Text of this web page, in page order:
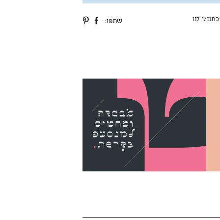
כתוב/י לנו שתפו: